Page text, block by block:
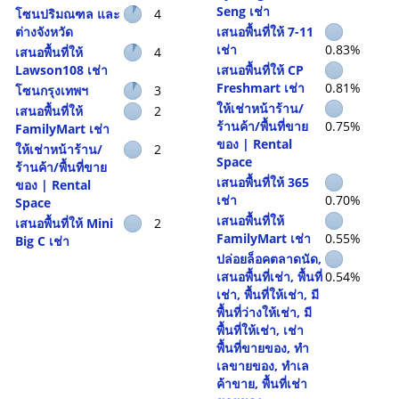
โซนปริมณฑล และ
ต่างจังหวัด
4
เสนอพื้นที่ให้
Lawson108 เช่า
4
โซนกรุงเทพฯ
3
เสนอพื้นที่ให้
FamilyMart เช่า
2
ให้เช่าหน้าร้าน/
ร้านค้า/พื้นที่ขาย
ของ | Rental
Space
2
เสนอพื้นที่ให้ Mini
Big C เช่า
2
Seng เช่า
เสนอพื้นที่ให้ 7-11
เช่า
0.83%
เสนอพื้นที่ให้ CP
Freshmart เช่า
0.81%
ให้เช่าหน้าร้าน/
ร้านค้า/พื้นที่ขาย
ของ | Rental
Space
0.75%
เสนอพื้นที่ให้ 365
เช่า
0.70%
เสนอพื้นที่ให้
FamilyMart เช่า
0.55%
ปล่อยล็อคตลาดนัด,
เสนอพื้นที่เช่า, พื้นที่
เช่า, พื้นที่ให้เช่า, มี
พื้นที่ว่างให้เช่า, มี
พื้นที่ให้เช่า, เช่า
พื้นที่ขายของ, ทํา
เลขายของ, ทำเล
ค้าขาย, พื้นที่เช่า
0.54%